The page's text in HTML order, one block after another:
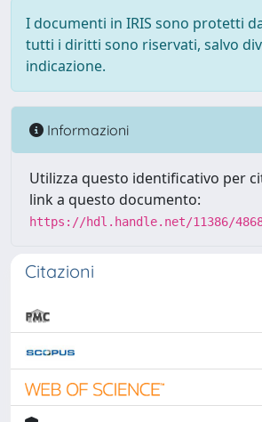
I documenti in IRIS sono protetti
tutti i diritti sono riservati, salvo
indicazione.
Informazioni
Utilizza questo identificativo per
link a questo documento:
https://hdl.handle.net/11386/
Citazioni